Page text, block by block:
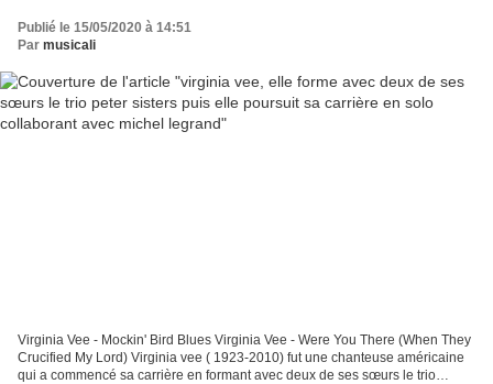
Publié le 15/05/2020 à 14:51
Par musicali
Virginia Vee - Mockin' Bird Blues Virginia Vee - Were You There (When They
Crucified My Lord) Virginia vee ( 1923-2010) fut une chanteuse américaine
qui a commencé sa carrière en formant avec deux de ses sœurs le trio